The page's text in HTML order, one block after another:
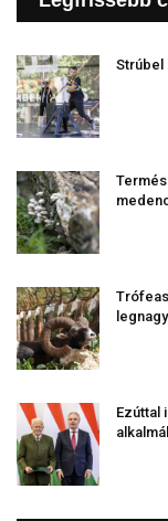
Strúbel
Ezúttal